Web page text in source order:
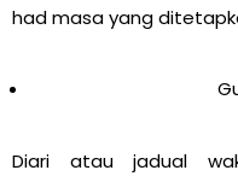
had masa yang
Diari atau jadual